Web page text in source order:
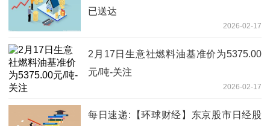
已送达
2026-02-17
2月17日生意社燃料油基准价为5375.00
元/吨-关注
2026-02-17
每日速递:【环球财经】东京股市日经股